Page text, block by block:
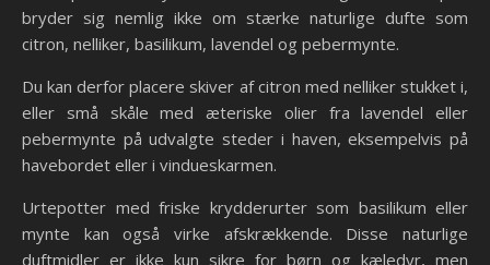
bryder sig nemlig ikke om stærke naturlige dufte som
citron, nelliker, basilikum, lavendel og pebermynte.
Du kan derfor placere skiver af citron med nelliker stukket i,
eller små skåle med æteriske olier fra lavendel eller
pebermynte på udvalgte steder i haven, eksempelvis på
havebordet eller i vindueskarmen.
Urtepotter med friske krydderurter som basilikum eller
mynte kan også virke afskrækkende. Disse naturlige
duftmidler er ikke kun sikre for børn og kæledyr, men